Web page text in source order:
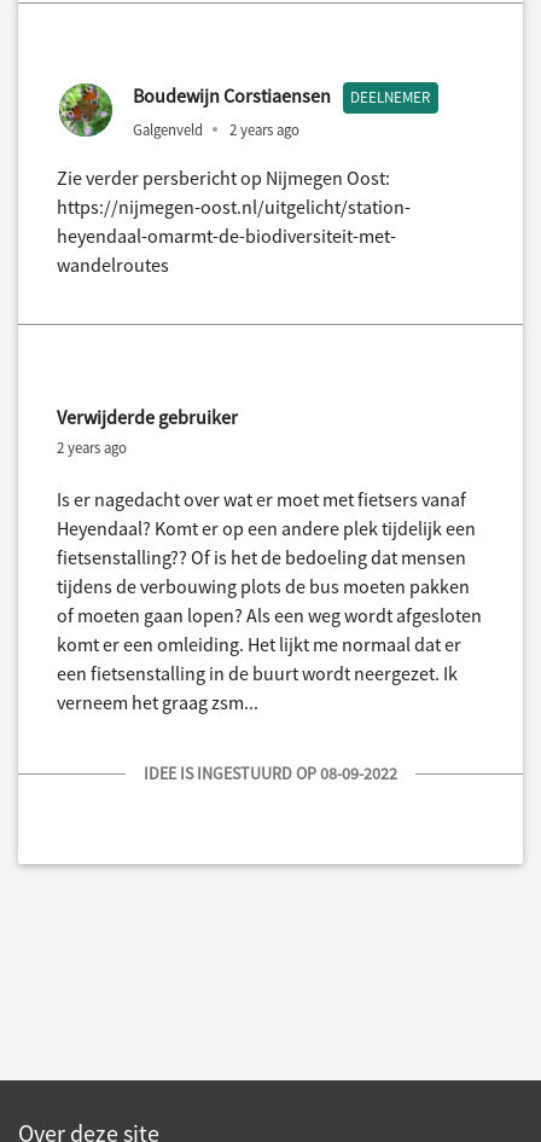
Boudewijn Corstiaensen DEELNEMER
Galgenveld 2 years ago
Zie verder persbericht op Nijmegen Oost:
https://nijmegen-oost.nl/uitgelicht/station-
heyendaal-omarmt-de-biodiversiteit-met-
wandelroutes
Verwijderde gebruiker
2 years ago
Is er nagedacht over wat er moet met fietsers vanaf
Heyendaal? Komt er op een andere plek tijdelijk een
fietsenstalling?? Of is het de bedoeling dat mensen
tijdens de verbouwing plots de bus moeten pakken
of moeten gaan lopen? Als een weg wordt afgesloten
komt er een omleiding. Het lijkt me normaal dat er
een fietsenstalling in de buurt wordt neergezet. Ik
verneem het graag zsm...
IDEE IS INGESTUURD OP 08-09-2022
Over deze site